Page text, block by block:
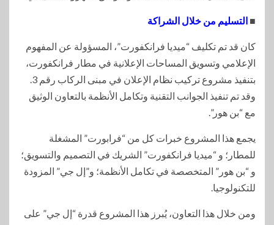
■ التسليم من خلال الشراكة
كان قد تم تكليف “ميديا فرانكفورت”، المسؤولة عن المفهوم
الإعلامي وتسويق المساحات الإعلانية في مطار فرانكفورت،
بتنفيذ مشروع تركيب نظام الإعلان في مبنى الركاب رقم 3.
وقد تم تنفيذ الجوانب التقنية وتكامل الأنظمة بالتعاون الوثيق
مع “بن هور”.
يجمع هذا المشروع خبرات كل من “فرابورت” المشغلة
للمطار؛ و “ميديا فرانكفورت” الشريك في التصميم والتسويق؛
و “بن هور” المتخصصة في تكامل الأنظمة؛ و”إل جي” المزودة
للتكنولوجيا.
ومن خلال هذا التعاون، يُبرز هذا المشروع قدرة “إل جي” على